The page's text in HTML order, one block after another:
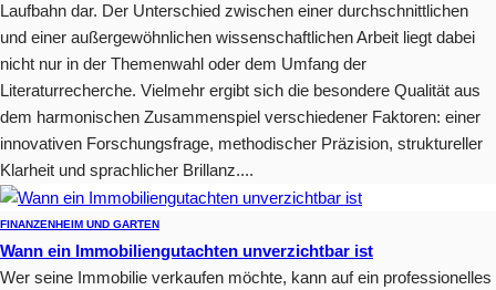
Laufbahn dar. Der Unterschied zwischen einer durchschnittlichen
und einer außergewöhnlichen wissenschaftlichen Arbeit liegt dabei
nicht nur in der Themenwahl oder dem Umfang der
Literaturrecherche. Vielmehr ergibt sich die besondere Qualität aus
dem harmonischen Zusammenspiel verschiedener Faktoren: einer
innovativen Forschungsfrage, methodischer Präzision, struktureller
Klarheit und sprachlicher Brillanz....
FINANZENHEIM UND GARTEN
Wann ein Immobiliengutachten unverzichtbar ist
Wer seine Immobilie verkaufen möchte, kann auf ein professionelles